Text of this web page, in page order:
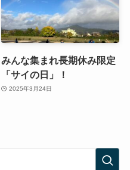
みんな集まれ長期休み限定
「サイの日」！
2025年3月24日